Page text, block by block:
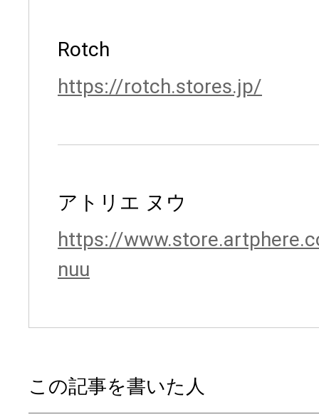
Rotch
https://rotch.stores.jp/
アトリエ ヌウ
https://
nuu
この記事を書いた人